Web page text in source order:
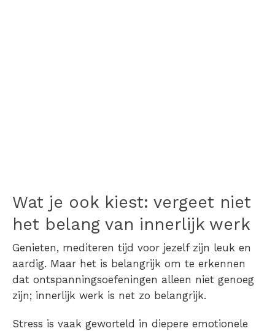
Wat je ook kiest: vergeet niet
het belang van innerlijk werk
Genieten, mediteren tijd voor jezelf zijn leuk en
aardig. Maar het is belangrijk om te erkennen
dat ontspanningsoefeningen alleen niet genoeg
zijn; innerlijk werk is net zo belangrijk.
Stress is vaak geworteld in diepere emotionele